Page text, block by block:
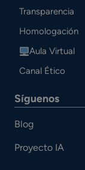
Transparencia
Homologación
Aula Virtual
Canal Ético
Síguenos
Blog
Proyecto IA